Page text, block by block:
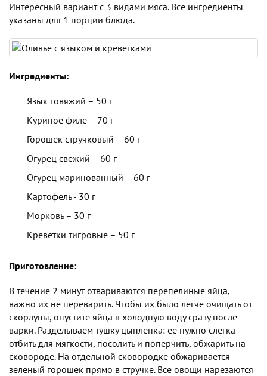
Интересный вариант с 3 видами мяса. Все ингредиенты
указаны для 1 порции блюда.
Ингредиенты:
Язык говяжий – 50 г
Куриное филе – 70 г
Горошек стручковый – 60 г
Огурец свежий – 60 г
Огурец маринованный – 60 г
Картофель - 30 г
Морковь – 30 г
Креветки тигровые – 50 г
Приготовление:
В течение 2 минут отвариваются перепелиные яйца,
важно их не переварить. Чтобы их было легче очищать от
скорлупы, опустите яйца в холодную воду сразу после
варки. Разделываем тушку цыпленка: ее нужно слегка
отбить для мягкости, посолить и поперчить, обжарить на
сковороде. На отдельной сковородке обжаривается
зеленый горошек прямо в стручке. Все овощи нарезаются